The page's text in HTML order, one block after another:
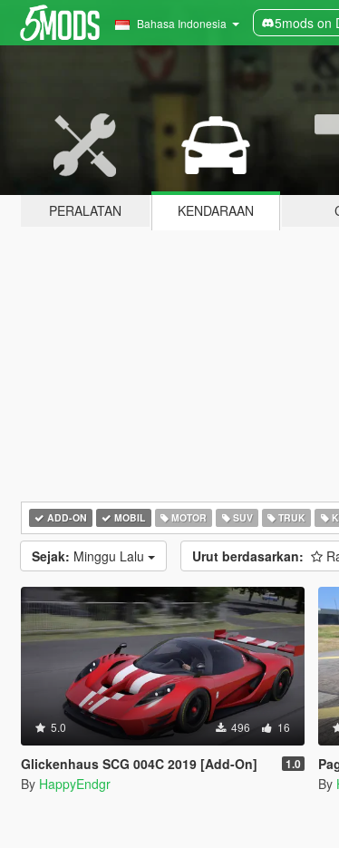
Bahasa Indonesia 5mods on
PERALATAN KENDARAAN
ADD-ON MOBIL MOTOR SUV TRUK
Sejak: Minggu Lalu Urut berdasarkan:
5.0 496 16
Glickenhaus SCG 004C 2019 [Add-On] 1.0
By HappyEndgr By